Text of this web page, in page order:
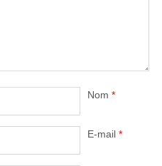
Nom *
E-mail *